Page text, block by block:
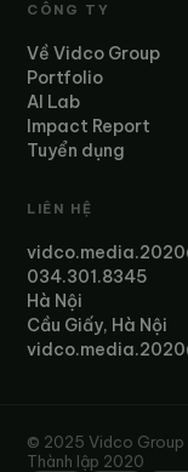
CÔNG TY
Về Vidco Group
Portfolio
AI Lab
Impact Report
Tuyển dụng
LIÊN HỆ
034.301.8345
Hà Nội
Cầu Giấy, Hà Nội
© 2025 Vidco Group
Thành lập 2020